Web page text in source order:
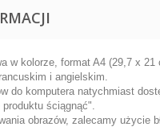
w kolorze, format A4 (29,7 x
i angielskim.
do komputera natychmiast
ściągnąć".
obrazów, zalecamy użycie